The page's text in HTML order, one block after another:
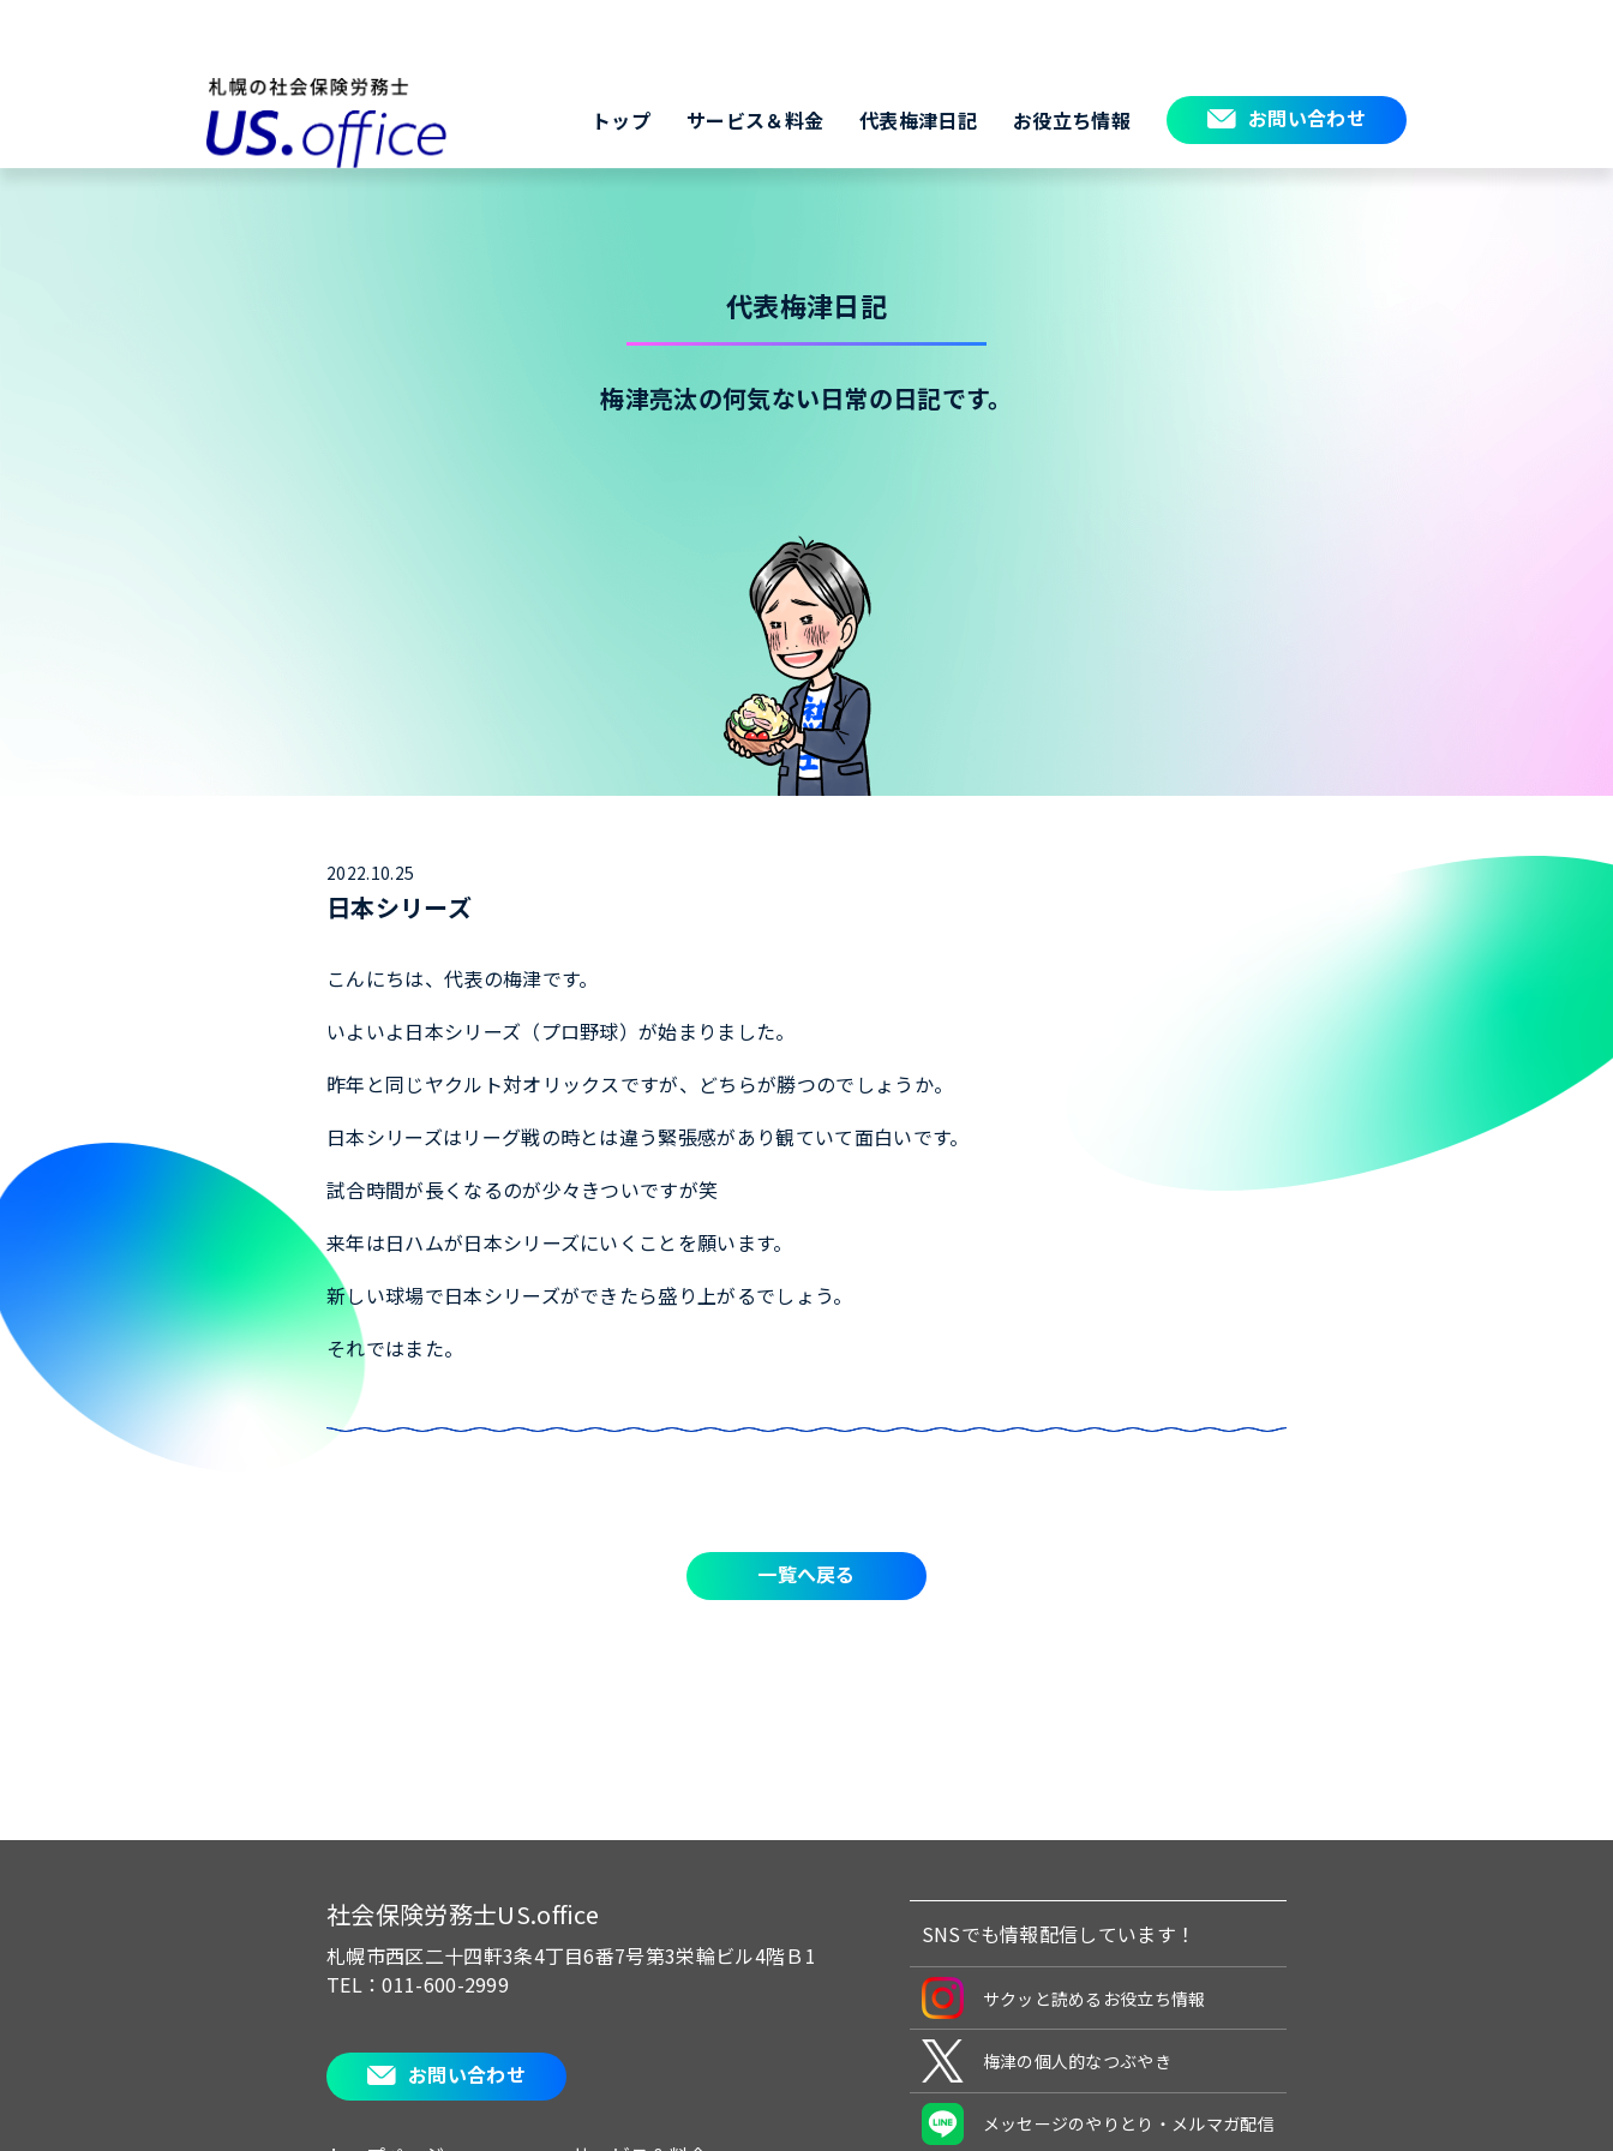
トップ サービス＆料金 代表梅津日記 お役立ち情報 お問い合わせ
代表梅津日記
梅津亮汰の何気ない日常の日記です。
2022.10.25
日本シリーズ
こんにちは、代表の梅津です。
いよいよ日本シリーズ（プロ野球）が始まりました。
昨年と同じヤクルト対オリックスですが、どちらが勝つのでしょうか。
日本シリーズはリーグ戦の時とは違う緊張感があり観ていて面白いです。
試合時間が長くなるのが少々きついですが笑
来年は日ハムが日本シリーズにいくことを願います。
新しい球場で日本シリーズができたら盛り上がるでしょう。
それではまた。
一覧へ戻る
社会保険労務士US.office
札幌市西区二十四軒3条4丁目6番7号第3栄輪ビル4階Ｂ1
TEL：011-600-2999
お問い合わせ
SNSでも情報配信しています！
サクッと読めるお役立ち情報
梅津の個人的なつぶやき
メッセージのやりとり・メルマガ配信